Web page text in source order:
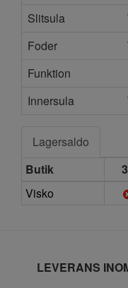
Slitsula
Foder
Funktion
Innersula
Lagersaldo
Butik
Visko
LEVERANS